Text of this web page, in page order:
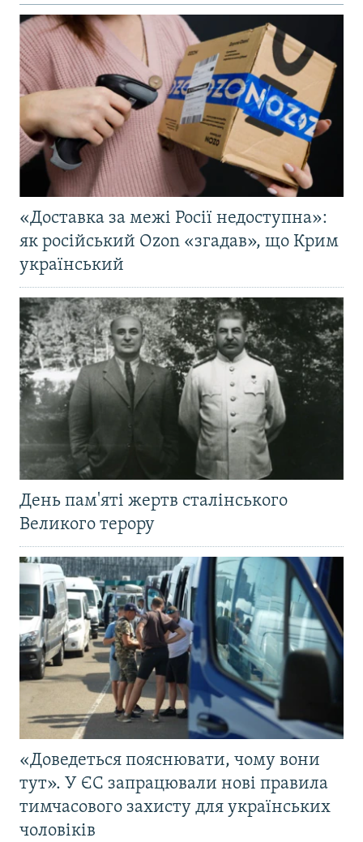
«Доставка за межі Росії недоступна»:
як російський Ozon «згадав», що Крим
український
День пам'яті жертв сталінського
Великого терору
«Доведеться пояснювати, чому вони
тут». У ЄС запрацювали нові правила
тимчасового захисту для українських
чоловіків